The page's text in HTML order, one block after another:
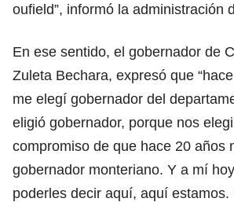
oufield”, informó la administración
En ese sentido, el gobernador de
Zuleta Bechara, expresó que
me elegí gobernador del
eligió gobernador, porque nos
compromiso de que hace 20 años
gobernador monteriano. Y a mí
poderles decir aquí, aquí estamos.